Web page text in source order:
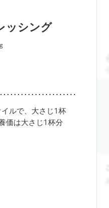
ッシング
g
ルで、大さじ1杯
価は大さじ1杯分